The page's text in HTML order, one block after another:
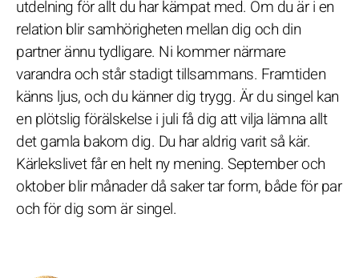
utdelning för allt du har kämpat med. Om du är i en
relation blir samhörigheten mellan dig och din
partner ännu tydligare. Ni kommer närmare
varandra och står stadigt tillsammans. Framtiden
känns ljus, och du känner dig trygg. Är du singel kan
en plötslig förälskelse i juli få dig att vilja lämna allt
det gamla bakom dig. Du har aldrig varit så kär.
Kärlekslivet får en helt ny mening. September och
oktober blir månader då saker tar form, både för par
och för dig som är singel.